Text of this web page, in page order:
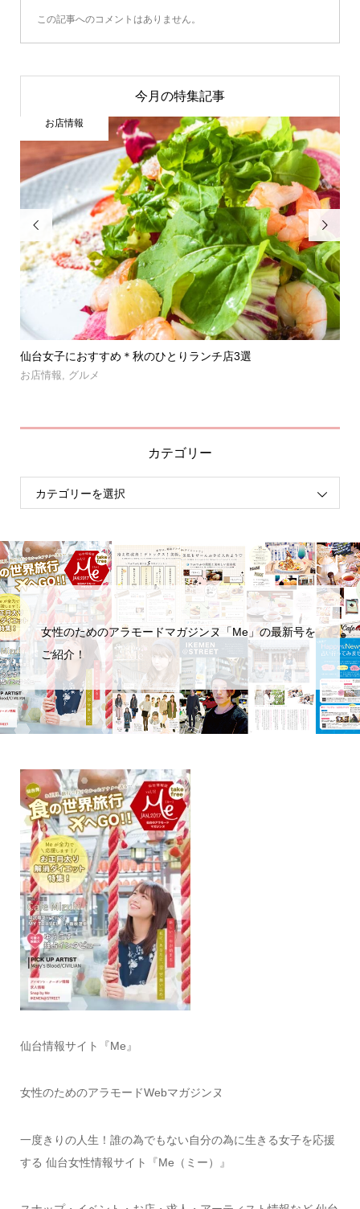
この記事へのコメントはありません。
今月の特集記事

仙台女子におすすめ＊秋のひとりランチ店3選
お店情報 グルメ
お店情報

カテゴリー
女性のためのアラモードマガジンヌ「Me」の最新号を
ご紹介！
仙台情報サイト『Me』
女性のためのアラモードWebマガジンヌ
一度きりの人生！誰の為でもない自分の為に生きる女子を応援
する 仙台女性情報サイト『Me（ミー）』